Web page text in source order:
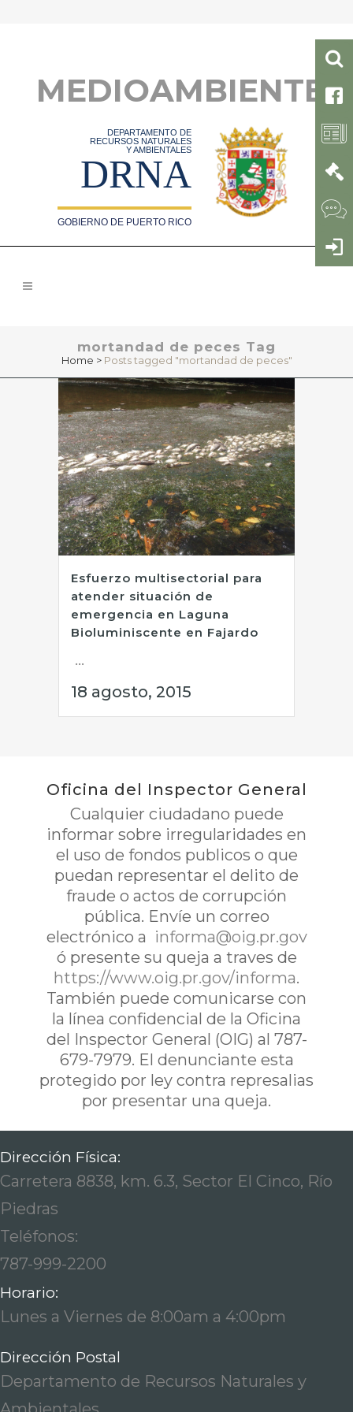
MEDIOAMBIENTE
DEPARTAMENTO DE
RECURSOS NATURALES
Y AMBIENTALES
DRNA
GOBIERNO DE PUERTO RICO
mortandad de peces Tag
Home > Posts tagged "mortandad de peces"
Esfuerzo multisectorial para
atender situación de
emergencia en Laguna
Bioluminiscente en Fajardo
...
18 agosto, 2015
Oficina del Inspector General
Cualquier ciudadano puede
informar sobre irregularidades en
el uso de fondos publicos o que
puedan representar el delito de
fraude o actos de corrupción
pública. Envíe un correo
electrónico a informa@oig.pr.gov
ó presente su queja a traves de
https://www.oig.pr.gov/informa.
También puede comunicarse con
la línea confidencial de la Oficina
del Inspector General (OIG) al 787-
679-7979. El denunciante esta
protegido por ley contra represalias
por presentar una queja.
Dirección Física:
Carretera 8838, km. 6.3, Sector El Cinco, Río
Piedras
Teléfonos:
787-999-2200
Horario:
Lunes a Viernes de 8:00am a 4:00pm
Dirección Postal
Departamento de Recursos Naturales y